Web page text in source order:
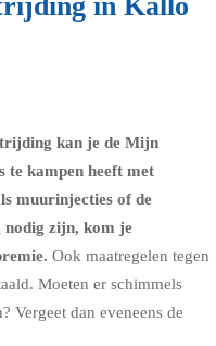
kan je de Mijn
te kampen heeft met
muurinjecties of de
nodig zijn, kom je
Ook maatregelen tegen
Moeten er schimmels
Vergeet dan eveneens de